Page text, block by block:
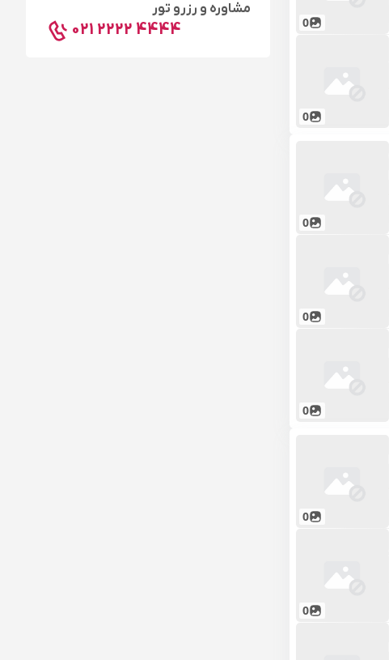
0
0
0
0
0
0
0
مشاوره و رزرو تور
021 2222 4444